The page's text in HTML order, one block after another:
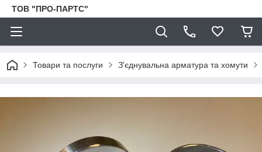
ТОВ "ПРО-ПАРТС"
Товари та послуги З'єднувальна арматура та хомути